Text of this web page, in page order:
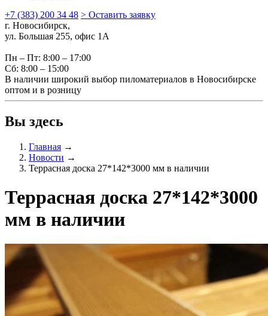
+7 (383) 200 34 48 > Оставить заявку
г. Новосибирск,
ул. Большая 255, офис 1А
Пн – Пт: 8:00 – 17:00
Сб: 8:00 – 15:00
В наличии широкий выбор пиломатериалов в Новосибирске
оптом и в розницу
Вы здесь
Главная →
Новости →
Террасная доска 27*142*3000 мм в наличии
Террасная доска 27*142*3000
мм в наличии